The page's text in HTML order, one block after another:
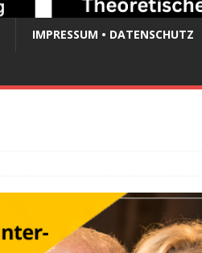
IMPRESSUM • DATENSCHUTZ